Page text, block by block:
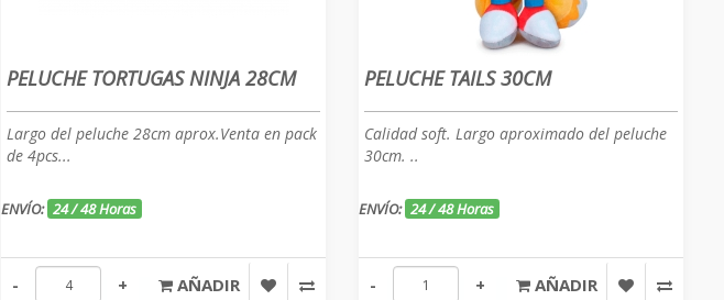
PELUCHE TORTUGAS NINJA 28CM
Largo del peluche 28cm aprox.Venta en pack
de 4pcs...
ENVÍO: 24 / 48 Horas
- + AÑADIR
PELUCHE TAILS 30CM
Calidad soft. Largo aproximado del peluche
30cm. ..
ENVÍO: 24 / 48 Horas
- + AÑADIR